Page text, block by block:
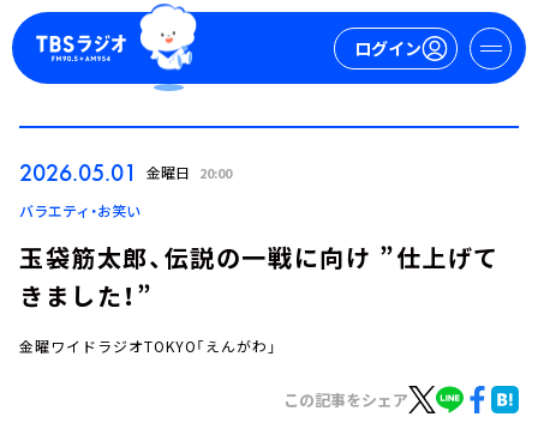
ログイン
ログイン
2026.05.01 金曜日 20:00
バラエティ・お笑い
玉袋筋太郎、伝説の一戦に向け ”仕上げて
きました！”
金曜ワイドラジオTOKYO「えんがわ」
この記事をシェア